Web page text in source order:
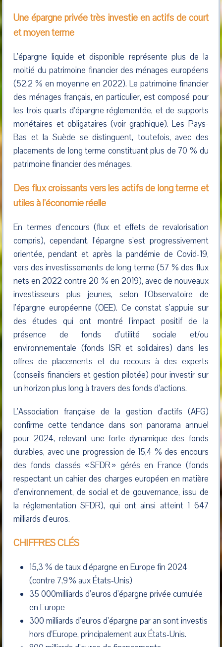
Une épargne privée très investie en actifs de court
et moyen terme
L’épargne liquide et disponible représente plus de la
moitié du patrimoine financier des ménages européens
(52,2 % en moyenne en 2022). Le patrimoine financier
des ménages français, en particulier, est composé pour
les trois quarts d’épargne réglementée, et de supports
monétaires et obligataires (voir graphique). Les Pays-
Bas et la Suède se distinguent, toutefois, avec des
placements de long terme constituant plus de 70 % du
patrimoine financier des ménages.
Des flux croissants vers les actifs de long terme et
utiles à l’économie réelle
En termes d’encours (flux et effets de revalorisation
compris), cependant, l’épargne s’est progressivement
orientée, pendant et après la pandémie de Covid-19,
vers des investissements de long terme (57 % des flux
nets en 2022 contre 20 % en 2019), avec de nouveaux
investisseurs plus jeunes, selon l’Observatoire de
l’épargne européenne (OEE). Ce constat s’appuie sur
des études qui ont montré l’impact positif de la
présence de fonds d’utilité sociale et/ou
environnementale (fonds ISR et solidaires) dans les
offres de placements et du recours à des experts
(conseils financiers et gestion pilotée) pour investir sur
un horizon plus long à travers des fonds d’actions.
L’Association française de la gestion d’actifs (AFG)
confirme cette tendance dans son panorama annuel
pour 2024, relevant une forte dynamique des fonds
durables, avec une progression de 15,4 % des encours
des fonds classés « SFDR » gérés en France (fonds
respectant un cahier des charges européen en matière
d’environnement, de social et de gouvernance, issu de
la réglementation SFDR), qui ont ainsi atteint 1 647
milliards d’euros.
CHIFFRES CLÉS
15,3 % de taux d’épargne en Europe fin 2024
(contre 7,9 % aux États-Unis)
35 000milliards d’euros d’épargne privée cumulée
en Europe
300 milliards d’euros d’épargne par an sont investis
hors d’Europe, principalement aux États-Unis.